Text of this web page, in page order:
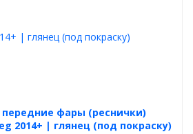
фары (реснички)
2014+ | глянец (под покраску)